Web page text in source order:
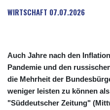
WIRTSCHAFT 07.07.2026
Auch Jahre nach den
Pandemie und den
die Mehrheit der
weniger leisten zu können
"Süddeutscher Zeitung"